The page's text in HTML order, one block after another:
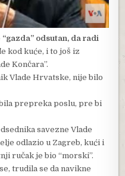
odsutan, da radi
kod kuće, i to još iz
Končara”.
Vlade Hrvatske, nije bilo
prepreka poslu, pre bi
savezne Vlade
odlazio u Zagreb, kući i
ručak je bio “morski”.
trudila se da navikne